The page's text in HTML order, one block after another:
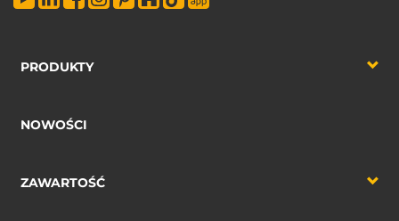
PRODUKTY
NOWOŚCI
ZAWARTOŚĆ